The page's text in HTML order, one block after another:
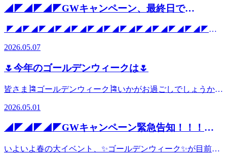
シさんがあります。マツモトキヨシさんの前まで進んでいた
エスカレーターの真下にある、隠れ家のようなお店です
✨ ⑥★…駅構内、近くにスターバックスコーヒーさんがあ
る場合…★当店がある場所とは真逆の【北地下】となります
ので、一度、スターバックスコーヒーさん＆くまざわ書店さ
んとruinasさんの間にあるスカイツリーラインのホーム(1・2
番線)に上がっていただきます。→そのまま反対側までまっ
すぐ進んでいただくと、南地下に繋がる南側の千代田線降り
ざいます！ようこそ！✨ ⑦★…千代田線改札内、出口1～５
に、東武スカイツリーライン方面へ向かってください。北側
で、こまめに色んな時間帯に予約状況をチェックしてみてく
メ！・・・ソフトラベンダー(ふんわりやさしい癒しの香り♪
By.担当スタッフ)の２種類からお好きな香りをお選びいただ
けます(*´▽｀*)パチパチの炭酸泡でのアイヘッドでリフレッ
夕方から夜はご予約が早い時間に埋まってしまうことが多い
し、行きたい時間帯に空きがないという場合でも、お助けス
で、こまめに色んな時間帯に予約状況をチェックしてみてく
か！？Re.Ra.Ku EQUiA北千住店です！ ３月からデビュー
リンパケア／✨も、引き続き大好評いただいており、すでに
当店のオプションランキング堂々の１位を独走しております
い♪ また、未使用のGWスペシャルクーポン、お財布やカバ
ンの中で眠ったままになっていませんか～～～！上記のネッ
クリンパケアにもお使いいただけるほか、最近は20分～の提
る方も増えてきました＜◎＞＜◎＞長めのオプションを試し
レゼント可能となっていますので、ハッピーをシェアしてみ
◢◤◢◤◢◤GWキャンペーン、最終日で
受けていただいた皆様全員に、次回お使いいただける20分延
らデビューして早くも大人気オプションとなったネックリン
パケア🍃も対象！当ブログスタッフのおすすめは、肩くびリ
フレッシュコース＋脚こしストレッチです！『肩も腰もとに
かく全身疲れてるよ！＞＜』な方にとってもおすすめです
(o^―^o)これを機に、気になってたけど試したことのないコ
ースにトライしてみてください♪ また、お渡しした半額券は
2026.05.07
🌷今年のゴールデンウィークは🌷
皆さま🎏ゴールデンウィーク🎏いかがお過ごしでしょうか。
は暑い位の気温の日も多くなって来ています。体調管理や紫
外線予防を今のうちからお願いします。 北千住店のゴール
デンウィークはスペシャル企画を行っております。なんと、
半額券をプレゼントしております。６０分以上のコースに延
2026.05.01
◢◤◢◤◢◤GWキャンペーン緊急告知！！！
いよいよ春の大イベント、✨ゴールデンウィーク✨が目前に